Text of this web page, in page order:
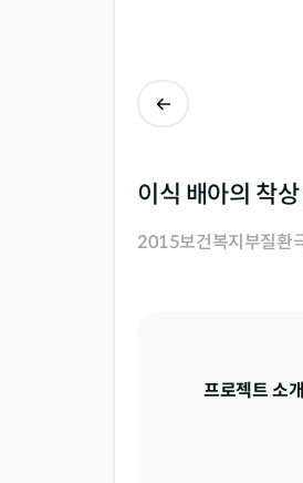
이식 배아의 착
2015보건복지부질환
프로젝트 소개